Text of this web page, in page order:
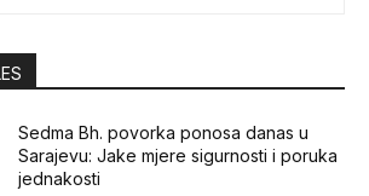
Sedma Bh. povorka ponosa danas u
Sarajevu: Jake mjere sigurnosti i poruka
jednakosti